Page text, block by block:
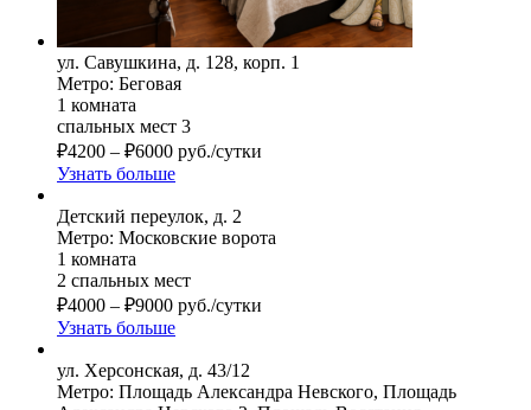
ул. Савушкина, д. 128, корп. 1
Метро: Беговая
1 комната
спальных мест 3
₽4200 – ₽6000 руб./сутки
Узнать больше
Детский переулок, д. 2
Метро: Московские ворота
1 комната
2 спальных мест
₽4000 – ₽9000 руб./сутки
Узнать больше
ул. Херсонская, д. 43/12
Метро: Площадь Александра Невского, Площадь